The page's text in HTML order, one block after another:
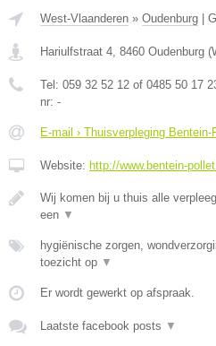
West-Vlaanderen » Oudenburg
Hariulfstraat 4, 8460 Oudenburg (
Tel: 059 32 52 12 of 0485 50 17
nr: -
E-mail › Thuisverpleging Bentein-
Website: http://www.bentein-
Wij komen bij u thuis alle
een ▼
hygiënische zorgen,
toezicht op ▼
Er wordt gewerkt op afspraak.
Laatste facebook posts ▼